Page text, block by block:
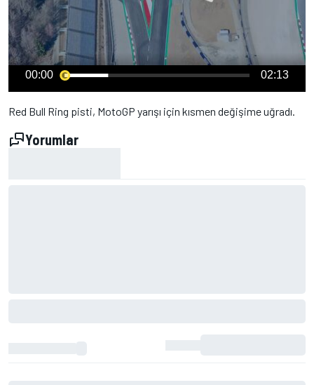
00:00 02:13
Red Bull Ring pisti, MotoGP yarışı için kısmen değişime uğradı.
Yorumlar